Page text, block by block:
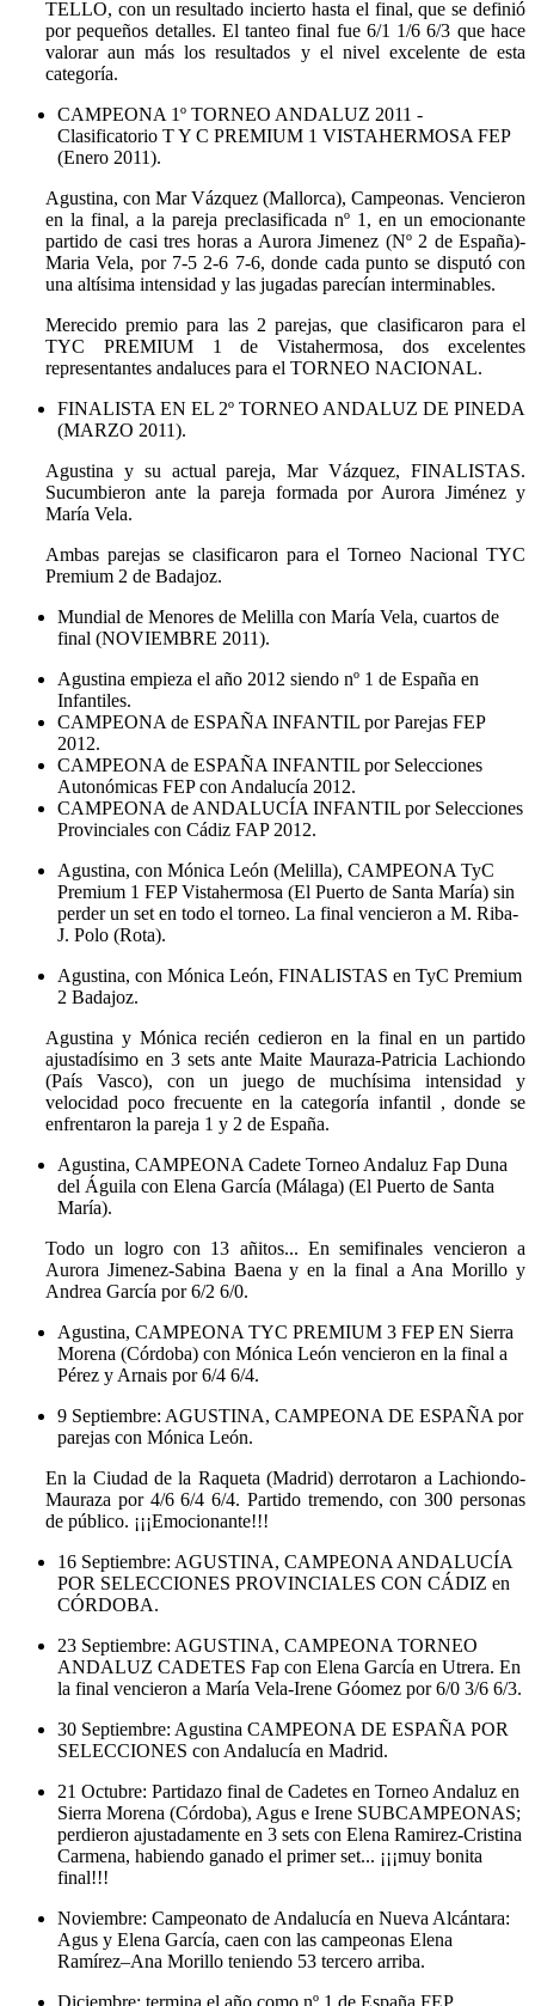
TELLO, con un resultado incierto hasta el final, que se definió
por pequeños detalles. El tanteo final fue 6/1 1/6 6/3 que hace
valorar aun más los resultados y el nivel excelente de esta
categoría.
CAMPEONA 1º TORNEO ANDALUZ 2011 -
Clasificatorio T Y C PREMIUM 1 VISTAHERMOSA FEP
(Enero 2011).
Agustina, con Mar Vázquez (Mallorca), Campeonas. Vencieron
en la final, a la pareja preclasificada nº 1, en un emocionante
partido de casi tres horas a Aurora Jimenez (Nº 2 de España)-
Maria Vela, por 7-5 2-6 7-6, donde cada punto se disputó con
una altísima intensidad y las jugadas parecían interminables.
Merecido premio para las 2 parejas, que clasificaron para el
TYC PREMIUM 1 de Vistahermosa, dos excelentes
representantes andaluces para el TORNEO NACIONAL.
FINALISTA EN EL 2º TORNEO ANDALUZ DE PINEDA
(MARZO 2011).
Agustina y su actual pareja, Mar Vázquez, FINALISTAS.
Sucumbieron ante la pareja formada por Aurora Jiménez y
María Vela.
Ambas parejas se clasificaron para el Torneo Nacional TYC
Premium 2 de Badajoz.
Mundial de Menores de Melilla con María Vela, cuartos de
final (NOVIEMBRE 2011).
Agustina empieza el año 2012 siendo nº 1 de España en
Infantiles.
CAMPEONA de ESPAÑA INFANTIL por Parejas FEP
2012.
CAMPEONA de ESPAÑA INFANTIL por Selecciones
Autonómicas FEP con Andalucía 2012.
CAMPEONA de ANDALUCÍA INFANTIL por Selecciones
Provinciales con Cádiz FAP 2012.
Agustina, con Mónica León (Melilla), CAMPEONA TyC
Premium 1 FEP Vistahermosa (El Puerto de Santa María) sin
perder un set en todo el torneo. La final vencieron a M. Riba-
J. Polo (Rota).
Agustina, con Mónica León, FINALISTAS en TyC Premium
2 Badajoz.
Agustina y Mónica recién cedieron en la final en un partido
ajustadísimo en 3 sets ante Maite Mauraza-Patricia Lachiondo
(País Vasco), con un juego de muchísima intensidad y
velocidad poco frecuente en la categoría infantil , donde se
enfrentaron la pareja 1 y 2 de España.
Agustina, CAMPEONA Cadete Torneo Andaluz Fap Duna
del Águila con Elena García (Málaga) (El Puerto de Santa
María).
Todo un logro con 13 añitos... En semifinales vencieron a
Aurora Jimenez-Sabina Baena y en la final a Ana Morillo y
Andrea García por 6/2 6/0.
Agustina, CAMPEONA TYC PREMIUM 3 FEP EN Sierra
Morena (Córdoba) con Mónica León vencieron en la final a
Pérez y Arnais por 6/4 6/4.
9 Septiembre: AGUSTINA, CAMPEONA DE ESPAÑA por
parejas con Mónica León.
En la Ciudad de la Raqueta (Madrid) derrotaron a Lachiondo-
Mauraza por 4/6 6/4 6/4. Partido tremendo, con 300 personas
de público. ¡¡¡Emocionante!!!
16 Septiembre: AGUSTINA, CAMPEONA ANDALUCÍA
POR SELECCIONES PROVINCIALES CON CÁDIZ en
CÓRDOBA.
23 Septiembre: AGUSTINA, CAMPEONA TORNEO
ANDALUZ CADETES Fap con Elena García en Utrera. En
la final vencieron a María Vela-Irene Góomez por 6/0 3/6 6/3.
30 Septiembre: Agustina CAMPEONA DE ESPAÑA POR
SELECCIONES con Andalucía en Madrid.
21 Octubre: Partidazo final de Cadetes en Torneo Andaluz en
Sierra Morena (Córdoba), Agus e Irene SUBCAMPEONAS;
perdieron ajustadamente en 3 sets con Elena Ramirez-Cristina
Carmena, habiendo ganado el primer set... ¡¡¡muy bonita
final!!!
Noviembre: Campeonato de Andalucía en Nueva Alcántara:
Agus y Elena García, caen con las campeonas Elena
Ramírez–Ana Morillo teniendo 53 tercero arriba.
Diciembre: termina el año como nº 1 de España FEP.